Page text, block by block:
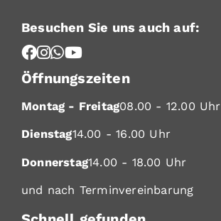
Besuchen Sie uns auch auf:
Öffnungszeiten
Montag - Freitag08.00 - 12.00 Uhr
Dienstag14.00 - 16.00 Uhr
Donnerstag14.00 - 18.00 Uhr
und nach Terminvereinbarung